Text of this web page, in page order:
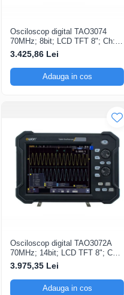
Osciloscop digital TAO3074
70MHz; 8bit; LCD TFT 8"; Ch: 4;
1Gsps; 40Mpts compatibil cu
Măsurători automate
3.425,86 Lei
Adauga in cos
Osciloscop digital TAO3072A
70MHz; 14bit; LCD TFT 8"; Ch:
2; 1Gsps; 40Mpts dotat cu
tehnologie de Analiză semnal
3.975,35 Lei
Adauga in cos